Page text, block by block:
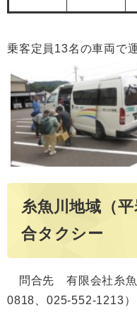
乗客定員13名の車両で
糸魚川地域（
合タクシー
問合先 有限会社糸
0818、025-552-1213）